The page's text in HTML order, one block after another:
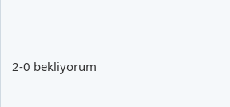
2-0 bekliyorum